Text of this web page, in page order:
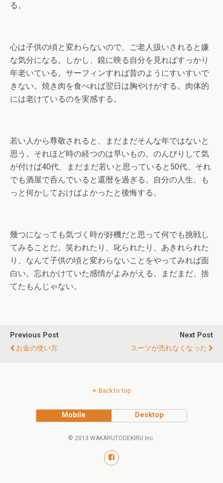
る。
心は子供の頃と変わらないので、ご老人扱いされると嫌
な気分になる。しかし、鏡に映る自分を見ればすっかり
年老いている。サーフィンすれば昔のようにすいすいで
きない。焼き肉を食べれば翌日は胸やけがする。肉体的
には老けているのを実感する。
若い人から尊敬されると、まだまだそんな年ではないと
思う。それほど時の経つのは早いもの。のんびりして気
が付けば40代、まだまだ若いと思っていると50代、それ
でも酒屋で呑んでいると還暦を過ぎる。自分の人生、も
っと何かしておけばよかったと後悔する。
幾つになっても気づく時が好機だと思って何でも挑戦し
てみることだ。笑われたり、叱られたり、あきれられた
り、なんて子供の頃と変わらないことをやってみれば面
白い。忘れかけていた感情がよみがえる。まだまだ、捨
てたもんじゃない。
Previous Post
お金の使い方
Next Post
スーツが売れなくなった
Back to top
Mobile Desktop
© 2013 WAKARUTODEKIRU Inc.